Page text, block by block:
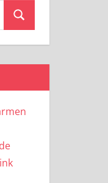
Zoeken